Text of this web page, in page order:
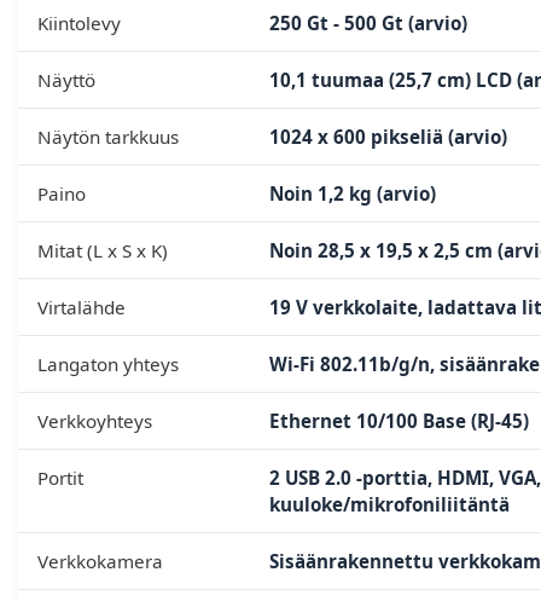
Kiintolevy 250 Gt - 500 Gt (arvio)
Näyttö 10,1 tuumaa (25,7 cm) LCD
Näytön tarkkuus 1024 x 600 pikseliä (arvio)
Paino Noin 1,2 kg (arvio)
Mitat (L x S x K) Noin 28,5 x 19,5 x 2,5 cm
Virtalähde 19 V verkkolaite, ladattava
Langaton yhteys Wi-Fi 802.11b/g/n,
Verkkoyhteys Ethernet 10/100 Base (RJ-45)
Portit
2 USB 2.0 -porttia, HDMI,
kuuloke/mikrofoniliitäntä
Verkkokamera Sisäänrakennettu